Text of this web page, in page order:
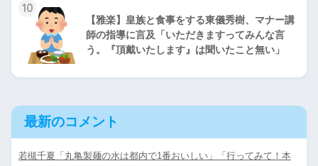
10
【雅楽】皇族と食事をする東儀秀樹、マナー講
師の指導に言及「いただきますってみんな言
う。『頂戴いたします』は聞いたこと無い」
最新のコメント
若槻千夏「丸亀製麺の水は都内で1番おいしい」「行ってみて！本